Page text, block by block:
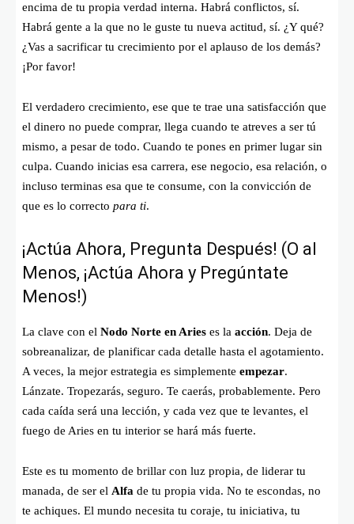
encima de tu propia verdad interna. Habrá conflictos, sí.
Habrá gente a la que no le guste tu nueva actitud, sí. ¿Y qué?
¿Vas a sacrificar tu crecimiento por el aplauso de los demás?
¡Por favor!
El verdadero crecimiento, ese que te trae una satisfacción que
el dinero no puede comprar, llega cuando te atreves a ser tú
mismo, a pesar de todo. Cuando te pones en primer lugar sin
culpa. Cuando inicias esa carrera, ese negocio, esa relación, o
incluso terminas esa que te consume, con la convicción de
que es lo correcto para ti.
¡Actúa Ahora, Pregunta Después! (O al
Menos, ¡Actúa Ahora y Pregúntate
Menos!)
La clave con el Nodo Norte en Aries es la acción. Deja de
sobreanalizar, de planificar cada detalle hasta el agotamiento.
A veces, la mejor estrategia es simplemente empezar.
Lánzate. Tropezarás, seguro. Te caerás, probablemente. Pero
cada caída será una lección, y cada vez que te levantes, el
fuego de Aries en tu interior se hará más fuerte.
Este es tu momento de brillar con luz propia, de liderar tu
manada, de ser el Alfa de tu propia vida. No te escondas, no
te achiques. El mundo necesita tu coraje, tu iniciativa, tu